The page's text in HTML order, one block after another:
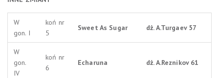
W
gon. I
koń nr
5
Sweet As Sugar dż. A.Turgaev 57
W
gon.
IV
koń nr
6
Echaruna dż. A.Reznikov 61